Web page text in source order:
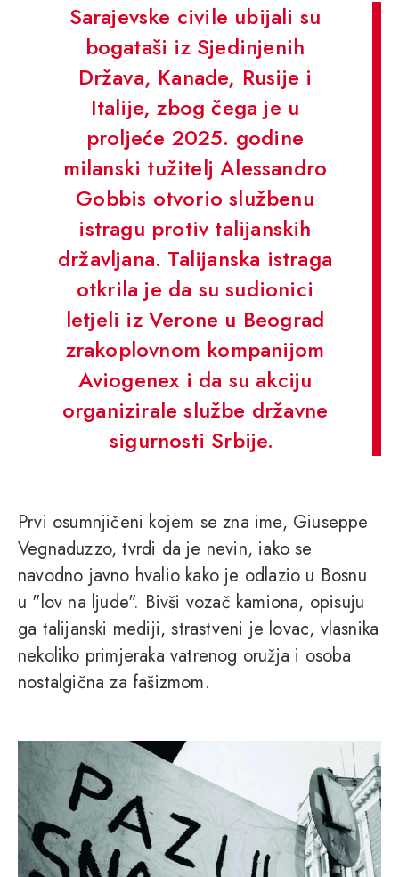
Sarajevske civile ubijali su
bogataši iz Sjedinjenih
Država, Kanade, Rusije i
Italije, zbog čega je u
proljeće 2025. godine
milanski tužitelj Alessandro
Gobbis otvorio službenu
istragu protiv talijanskih
državljana. Talijanska istraga
otkrila je da su sudionici
letjeli iz Verone u Beograd
zrakoplovnom kompanijom
Aviogenex i da su akciju
organizirale službe državne
sigurnosti Srbije.
Prvi osumnjičeni kojem se zna ime, Giuseppe
Vegnaduzzo, tvrdi da je nevin, iako se
navodno javno hvalio kako je odlazio u Bosnu
u "lov na ljude". Bivši vozač kamiona, opisuju
ga talijanski mediji, strastveni je lovac, vlasnika
nekoliko primjeraka vatrenog oružja i osoba
nostalgična za fašizmom.